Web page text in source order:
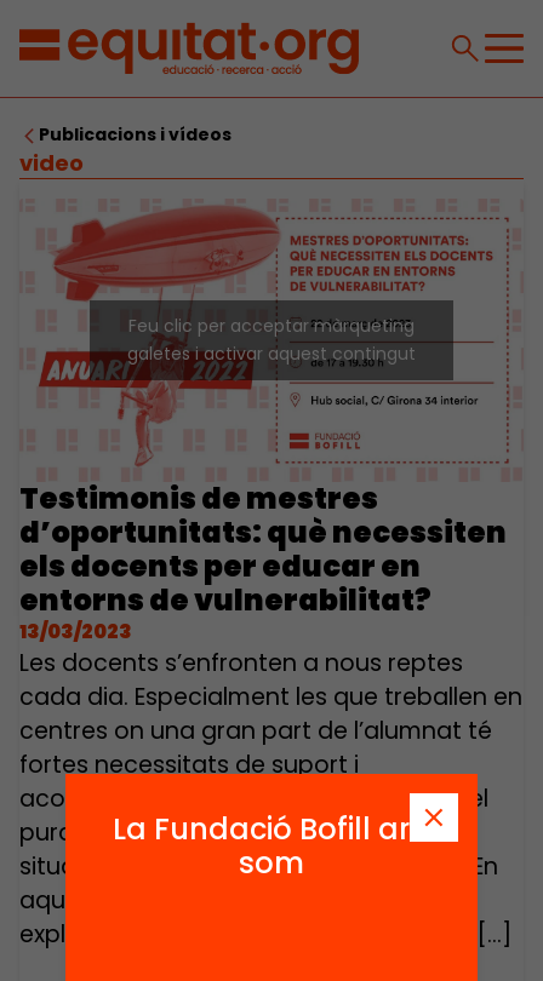
Publicacions i vídeos
video
Feu clic per acceptar màrqueting
galetes i activar aquest contingut
Testimonis de mestres
d’oportunitats: què necessiten
els docents per educar en
entorns de vulnerabilitat?
13/03/2023
Les docents s’enfronten a nous reptes
cada dia. Especialment les que treballen en
centres on una gran part de l’alumnat té
fortes necessitats de suport i
acompanyament, que van més enllà del
purament acadèmic, vinculades a
situacions de pobresa i exclusió social. En
aquest vídeo diverses docents ens
expliquen què els hi aporta treballar en […]
La Fundació Bofill ara
som